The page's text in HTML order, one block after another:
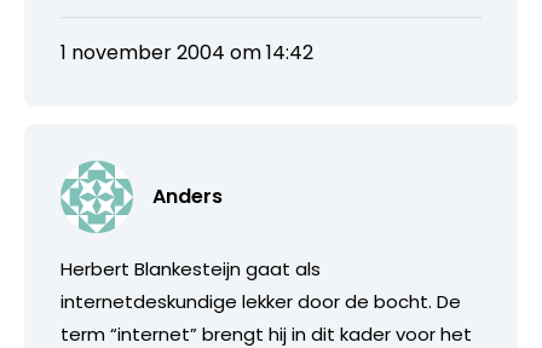
1 november 2004 om 14:42
Anders
Herbert Blankesteijn gaat als
internetdeskundige lekker door de bocht. De
term “internet” brengt hij in dit kader voor het